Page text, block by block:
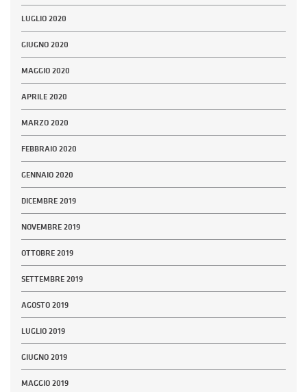
LUGLIO 2020
GIUGNO 2020
MAGGIO 2020
APRILE 2020
MARZO 2020
FEBBRAIO 2020
GENNAIO 2020
DICEMBRE 2019
NOVEMBRE 2019
OTTOBRE 2019
SETTEMBRE 2019
AGOSTO 2019
LUGLIO 2019
GIUGNO 2019
MAGGIO 2019